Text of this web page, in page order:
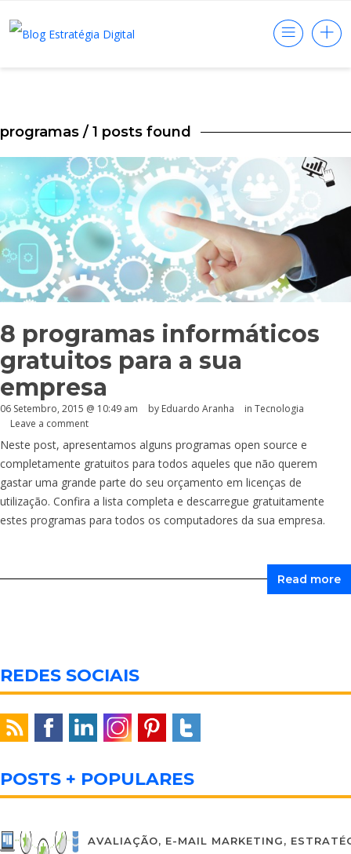
programas / 1 posts found
8 programas informáticos
gratuitos para a sua
empresa
06 Setembro, 2015 @ 10:49 am by Eduardo Aranha in Tecnologia
Leave a comment
Neste post, apresentamos alguns programas open source e
completamente gratuitos para todos aqueles que não querem
gastar uma grande parte do seu orçamento em licenças de
utilização. Confira a lista completa e descarregue gratuitamente
estes programas para todos os computadores da sua empresa.
Read more
REDES SOCIAIS
POSTS + POPULARES
AVALIAÇÃO, E-MAIL MARKETING,